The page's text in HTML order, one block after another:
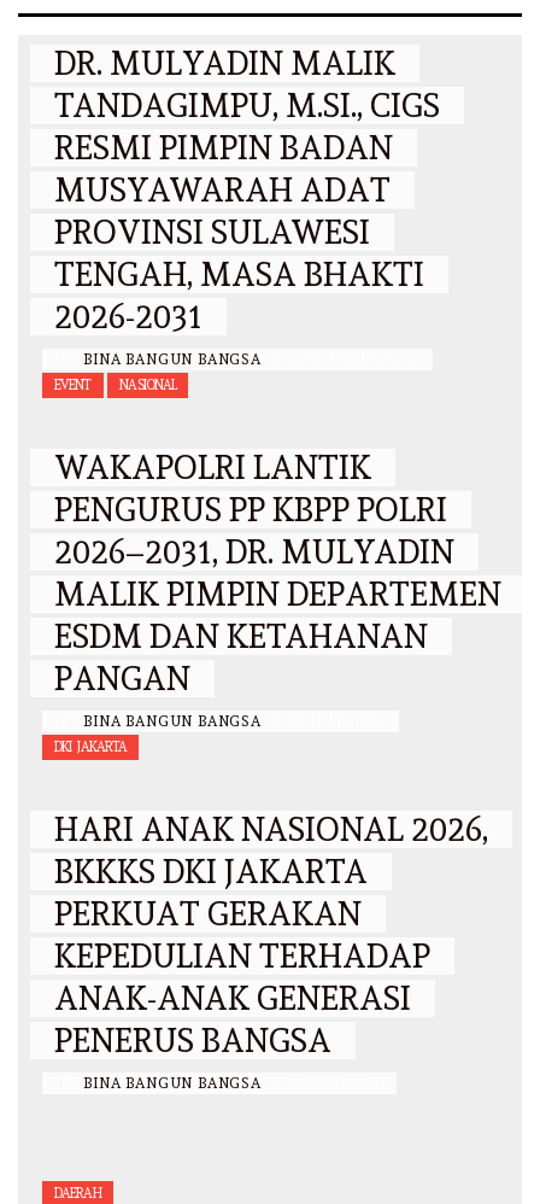
DR. MULYADIN MALIK
TANDAGIMPU, M.SI., CIGS
RESMI PIMPIN BADAN
MUSYAWARAH ADAT
PROVINSI SULAWESI
TENGAH, MASA BHAKTI
2026-2031
BINA BANGUN BANGSA
EVENT NASIONAL
WAKAPOLRI LANTIK
PENGURUS PP KBPP POLRI
2026–2031, DR. MULYADIN
MALIK PIMPIN DEPARTEMEN
ESDM DAN KETAHANAN
PANGAN
BINA BANGUN BANGSA
DKI JAKARTA
HARI ANAK NASIONAL 2026,
BKKKS DKI JAKARTA
PERKUAT GERAKAN
KEPEDULIAN TERHADAP
ANAK-ANAK GENERASI
PENERUS BANGSA
BINA BANGUN BANGSA
DAERAH